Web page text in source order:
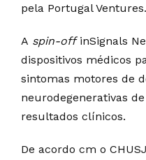
pela Portugal Ventures.
A spin-offinSignals
dispositivos médicos
sintomas motores de
neurodegenerativas
resultados clínicos.
De acordo cm o